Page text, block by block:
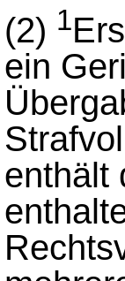
(2) 1
ein
enthält